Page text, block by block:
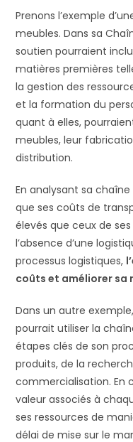
Prenons l’exemple
meubles. Dans sa
soutien pourraient
matières premières
la gestion des
et la formation du
quant à elles,
meubles, leur
distribution.
En analysant sa
que ses coûts de
élevés que ceux de
l’absence d’une
processus logistiques,
coûts et améliorer sa
Dans un autre
pourrait utiliser la
étapes clés de son
produits, de la
commercialisation. En
valeur associés à
ses ressources de
délai de mise sur le